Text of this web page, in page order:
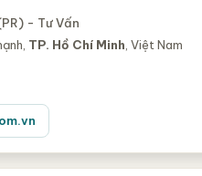
- Tư Vấn
TP. Hồ Chí Minh , Việt Nam